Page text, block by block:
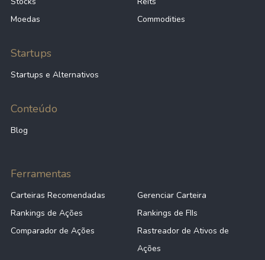
Moedas
Commodities
Startups
Startups e Alternativos
Conteúdo
Blog
Ferramentas
Carteiras Recomendadas
Gerenciar Carteira
Rankings de Ações
Rankings de FIIs
Comparador de Ações
Rastreador de Ativos de
Ações